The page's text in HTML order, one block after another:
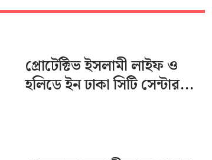
প্রোটেক্টিভ ইসলামী লাইফ ও
হলিডে ইন ঢাকা সিটি সেন্টার...